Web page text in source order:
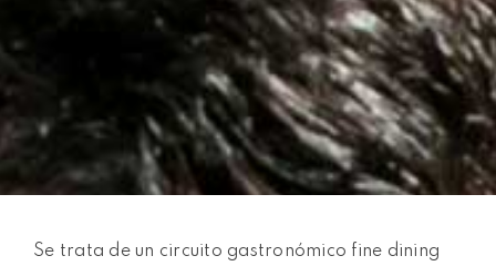
Se trata de un circuito gastronómico fine dining